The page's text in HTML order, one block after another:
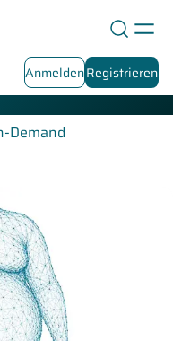
AnmeldenRegistrieren
Demand